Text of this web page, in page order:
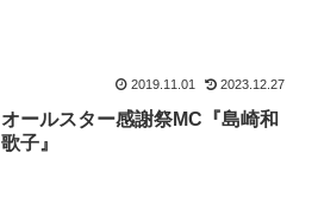
2019.11.01 2023.12.27
オールスター感謝祭MC『島崎和
歌子』